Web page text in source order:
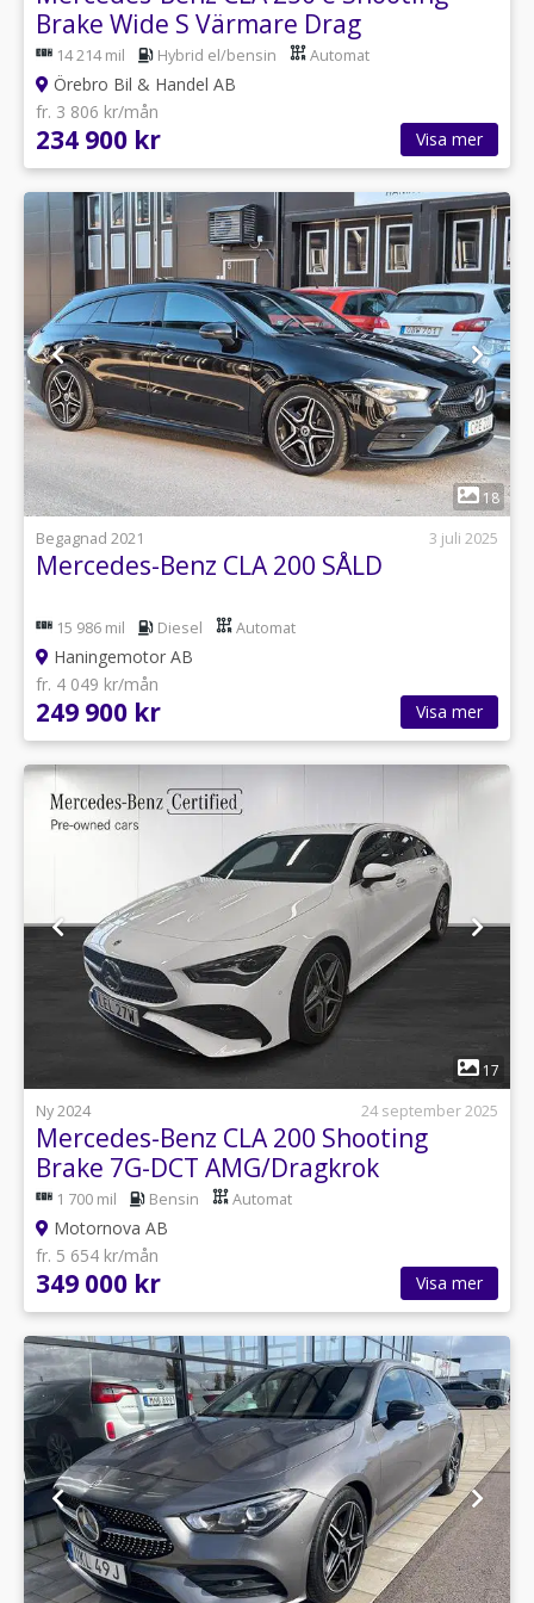
Brake Wide S Värmare Drag
14 214 mil Hybrid el/bensin Automat
Örebro Bil & Handel AB
fr. 3 806 kr/mån
234 900 kr Visa mer
1
18
Begagnad 2021
3 juli 2025
Mercedes-Benz CLA 200 SÅLD
15 986 mil Diesel Automat
Haningemotor AB
fr. 4 049 kr/mån
249 900 kr Visa mer
1
17
Ny 2024
24 september 2025
Mercedes-Benz CLA 200 Shooting
Brake 7G-DCT AMG/Dragkrok
1 700 mil Bensin Automat
Motornova AB
fr. 5 654 kr/mån
349 000 kr Visa mer